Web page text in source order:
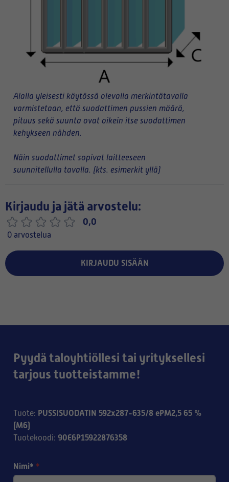
Alalla yleisesti käytössä olevalla merkintätavalla
varmistetaan, että suodattimen pussien määrä,
pituus sekä suunta ovat oikein itse suodattimen
kehykseen nähden.
Näin suodattimet sopivat laitteeseen
suunnitellulla tavalla. (kts. esimerkit yllä)
Kirjaudu ja jätä arvostelu:
0,0
0 arvostelua
KIRJAUDU SISÄÄN
Pyydä taloyhtiöllesi tai yrityksellesi
tarjous tuotteistamme!
Tuote: PUSSISUODATIN 592x287-635/8 ePM2,5 65 %
(M6)
Tuotekoodi: 90E6P15922876358
Nimi* *